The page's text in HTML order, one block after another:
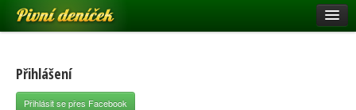
Pivní deníček
Pivní mapa
Pivní značky
Přihlášení
Přihlásit se přes Facebook